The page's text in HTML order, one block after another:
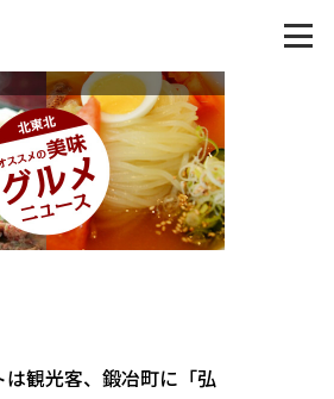
は観光客、鍛冶町に「弘